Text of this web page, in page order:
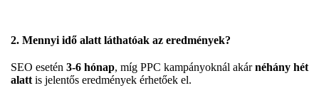
2. Mennyi idő alatt láthatóak az eredmények?
SEO esetén 3-6 hónap, míg PPC kampányoknál akárnéhány hét
alatt is jelentős eredmények érhetőek el.